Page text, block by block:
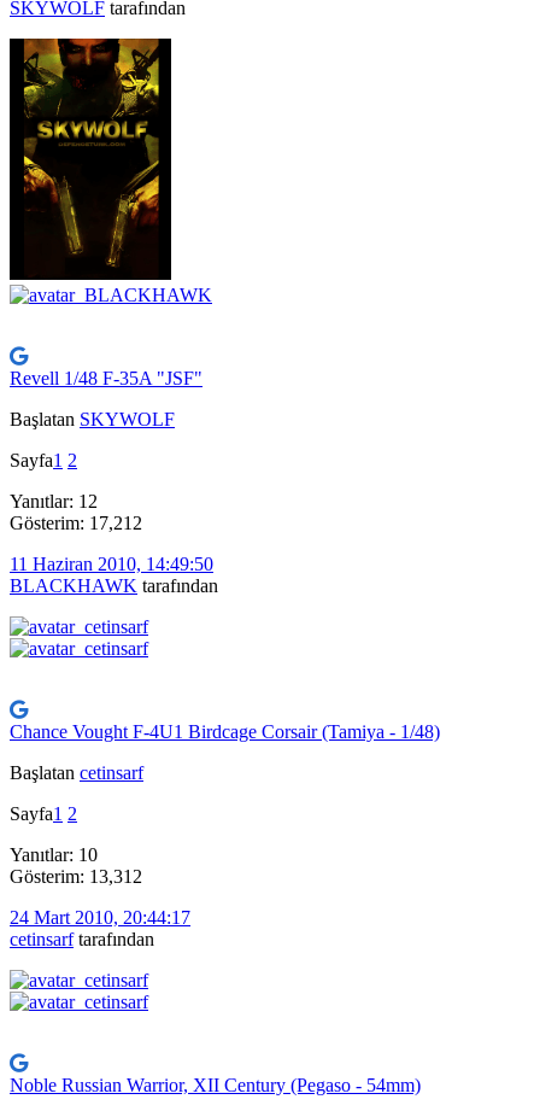
SKYWOLF tarafından
Revell 1/48 F-35A "JSF"
Başlatan SKYWOLF
Sayfa1 2
Yanıtlar: 12
Gösterim: 17,212
11 Haziran 2010, 14:49:50
BLACKHAWK tarafından
Chance Vought F-4U1 Birdcage Corsair (Tamiya - 1/48)
Başlatan cetinsarf
Sayfa1 2
Yanıtlar: 10
Gösterim: 13,312
24 Mart 2010, 20:44:17
cetinsarftarafından
Noble Russian Warrior, XII Century (Pegaso - 54mm)